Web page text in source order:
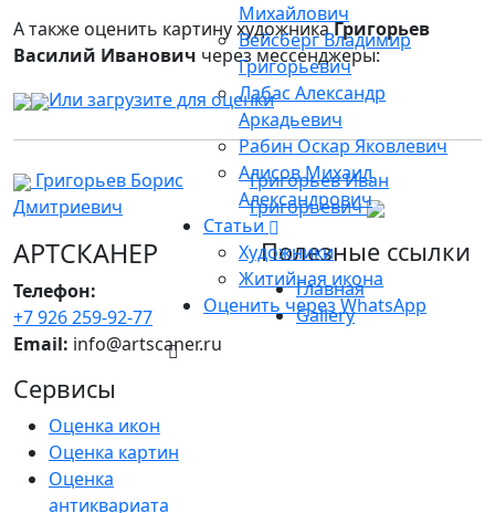
Михайлович
Вейсберг Владимир
Григорьевич
Лабас Александр
Аркадьевич
Рабин Оскар Яковлевич
Алисов Михаил
Александрович
Статьи
Художники
Житийная икона
Оценить через WhatsApp
А также оценить картину художникаГригорьев
Василий Иванович через мессенджеры:
Или загрузите для оценки
Григорьев Борис
Дмитриевич
Григорьев Иван
Григорьевич
АРТСКАНЕР
Телефон:
+7 926 259-92-77
Email: info@artscaner.ru
Полезные ссылки
Главная
Gallery
Сервисы
Оценка икон
Оценка картин
Оценка
антиквариата